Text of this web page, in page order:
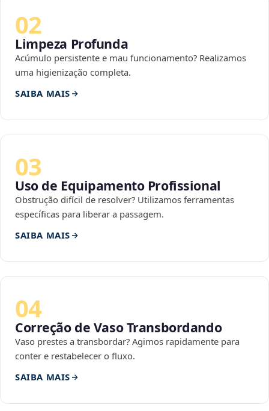
02
Limpeza Profunda
Acúmulo persistente e mau funcionamento? Realizamos
uma higienização completa.
SAIBA MAIS
03
Uso de Equipamento Profissional
Obstrução difícil de resolver? Utilizamos ferramentas
específicas para liberar a passagem.
SAIBA MAIS
04
Correção de Vaso Transbordando
Vaso prestes a transbordar? Agimos rapidamente para
conter e restabelecer o fluxo.
SAIBA MAIS